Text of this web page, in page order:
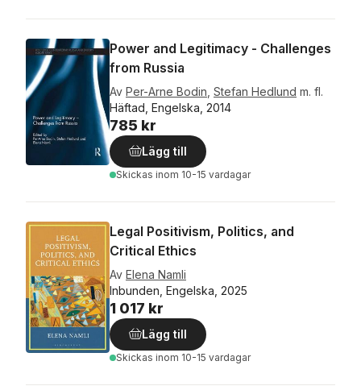
Power and Legitimacy - Challenges
from Russia
Av Per-Arne Bodin Stefan Hedlund m. fl.
Häftad, Engelska, 2014
785 kr
Lägg till
Skickas inom 10-15 vardagar
Legal Positivism, Politics, and
Critical Ethics
Av Elena Namli
Inbunden, Engelska, 2025
1 017 kr
Lägg till
Skickas inom 10-15 vardagar